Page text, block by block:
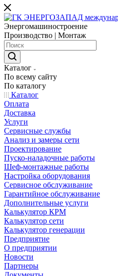
Энергомашиностроение
Производство | Монтаж
Каталог
По всему сайту
По каталогу
Каталог
Оплата
Доставка
Услуги
Сервисные службы
Анализ и замеры сети
Проектирование
Пуско-наладочные работы
Шеф-монтажные работы
Настройка оборудования
Сервисное обслуживание
Гарантийное обслуживание
Дополнительные услуги
Калькулятор КРМ
Калькулятор сети
Калькулятор генерации
Предприятие
О предприятии
Новости
Партнеры